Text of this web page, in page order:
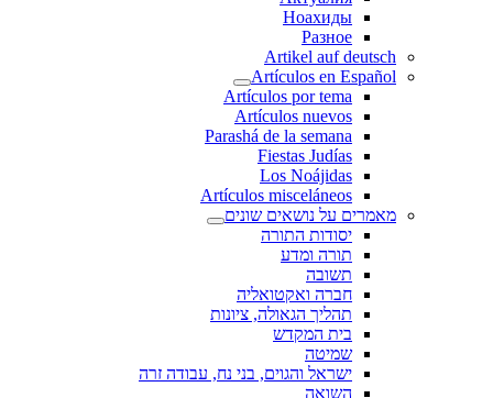
Ноахиды
Разное
Artikel auf deutsch
Artículos en Español
Artículos por tema
Artículos nuevos
Parashá de la semana
Fiestas Judías
Los Noájidas
Artículos misceláneos
מאמרים על נושאים שונים
יסודות התורה
תורה ומדע
תשובה
חברה ואקטואליה
תהליך הגאולה, ציונות
בית המקדש
שמיטה
ישראל והגוים, בני נח, עבודה זרה
השואה